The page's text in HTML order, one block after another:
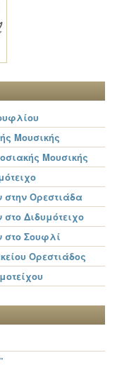
Μουσικής
Μουσικής
Ορεστιάδα
Διδυμότειχο
στο Σουφλί
Ορεστιάδος